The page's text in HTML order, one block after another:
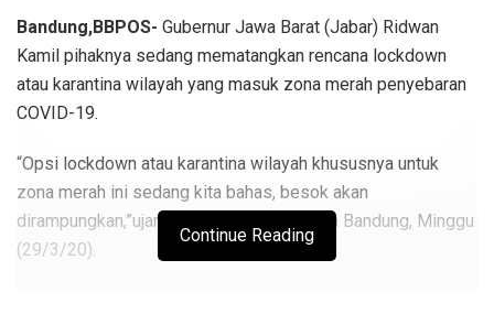
Bandung,BBPOS- Gubernur Jawa Barat (Jabar) Ridwan
Kamil pihaknya sedang mematangkan rencana lockdown
atau karantina wilayah yang masuk zona merah penyebaran
COVID-19.
“Opsi lockdown atau karantina wilayah khususnya untuk
zona merah ini sedang kita bahas, besok akan
dirampungkan,”ujar Emil di Gedung Pakuan Bandung, Minggu
(29/3/20).
Continue Reading